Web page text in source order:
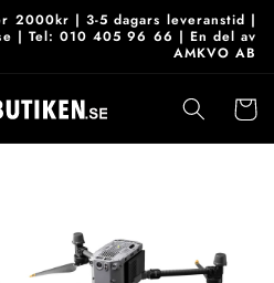
2000kr | 3-5 dagars leveranstid |
| Tel: 010 405 96 66 | En del av
AMKVO AB